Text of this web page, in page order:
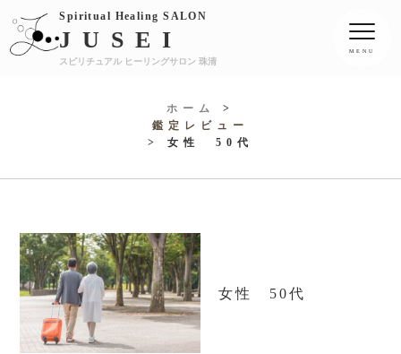
Spiritual Healing SALON
JUSEI
スピリチュアル ヒーリングサロン 珠清
ホーム
>
鑑定レビュー
> 女性 50代
女性 50代